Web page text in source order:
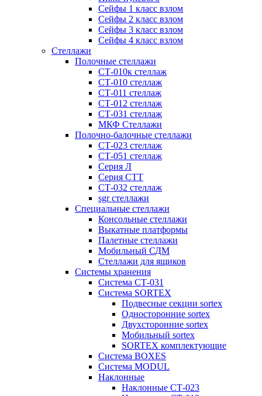
Сейфы 1 класс взлом
Сейфы 2 класс взлом
Сейфы 3 класс взлом
Сейфы 4 класс взлом
Стеллажи
Полочные стеллажи
СТ-010к стеллаж
СТ-010 стеллаж
СТ-011 стеллаж
СТ-012 стеллаж
СТ-031 стеллаж
МКФ Стеллажи
Полочно-балочные стеллажи
СТ-023 стеллаж
СТ-051 стеллаж
Серия Л
Серия СТТ
СТ-032 стеллаж
sgr стеллажи
Специальные стеллажи
Консольные стеллажи
Выкатные платформы
Палетные стеллажи
Мобильный СДМ
Стеллажи для ящиков
Системы хранения
Система СТ-031
Система SORTEX
Подвесные секции sortex
Односторонние sortex
Двухсторонние sortex
Мобильный sortex
SORTEX комплектующие
Система BOXES
Система MODUL
Наклонные
Наклонные СТ-023